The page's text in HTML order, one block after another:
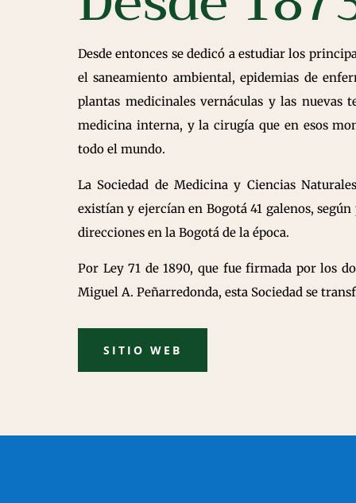
Desde entonces se dedicó a estudiar los
el saneamiento ambiental, epidemias de
plantas medicinales vernáculas y las nuevas
medicina interna, y la cirugía que en esos
todo el mundo.
La Sociedad de Medicina y Ciencias
existían y ejercían en Bogotá 41 galenos,
direcciones en la Bogotá de la época.
Por Ley 71 de 1890, que fue firmada por los
Miguel A. Peñarredonda, esta Sociedad se
SITIO WEB